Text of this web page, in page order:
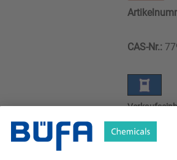
CAS-Nr.: